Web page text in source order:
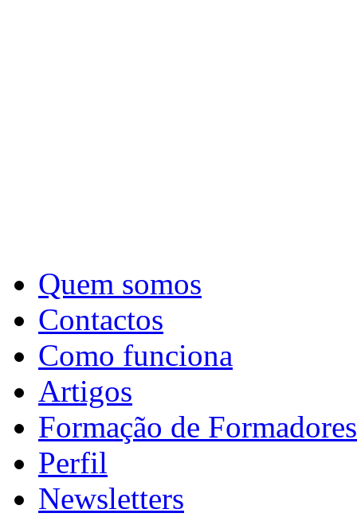
Quem somos
Contactos
Como funciona
Artigos
Formação de Formadores
Perfil
Newsletters